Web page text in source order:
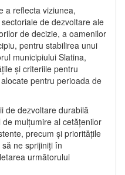
a reflecta viziunea,
de dezvoltare ale
de decizie, a oamenilor
pentru stabilirea unui
municipiului Slatina,
și criteriile pentru
pentru perioada de
de dezvoltare durabilă
mulțumire al cetățenilor
precum și prioritățile
ne sprijiniți în
următorului